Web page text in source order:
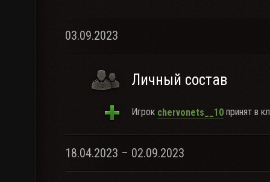
03.09.2023
Личный состав
Игрок chervonets__10 принят в
18.04.2023 – 02.09.2023